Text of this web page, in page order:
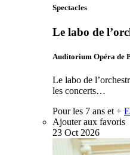
Spectacles
Le labo de
Auditorium Opéra de
Le labo de
les concerts…
Pour les 7 ans et +
Ajouter aux favoris
23 Oct 2026